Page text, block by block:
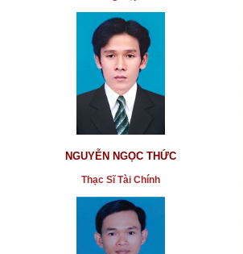
NGUYỄN NGỌC THỨC
Thạc Sĩ Tài Chính